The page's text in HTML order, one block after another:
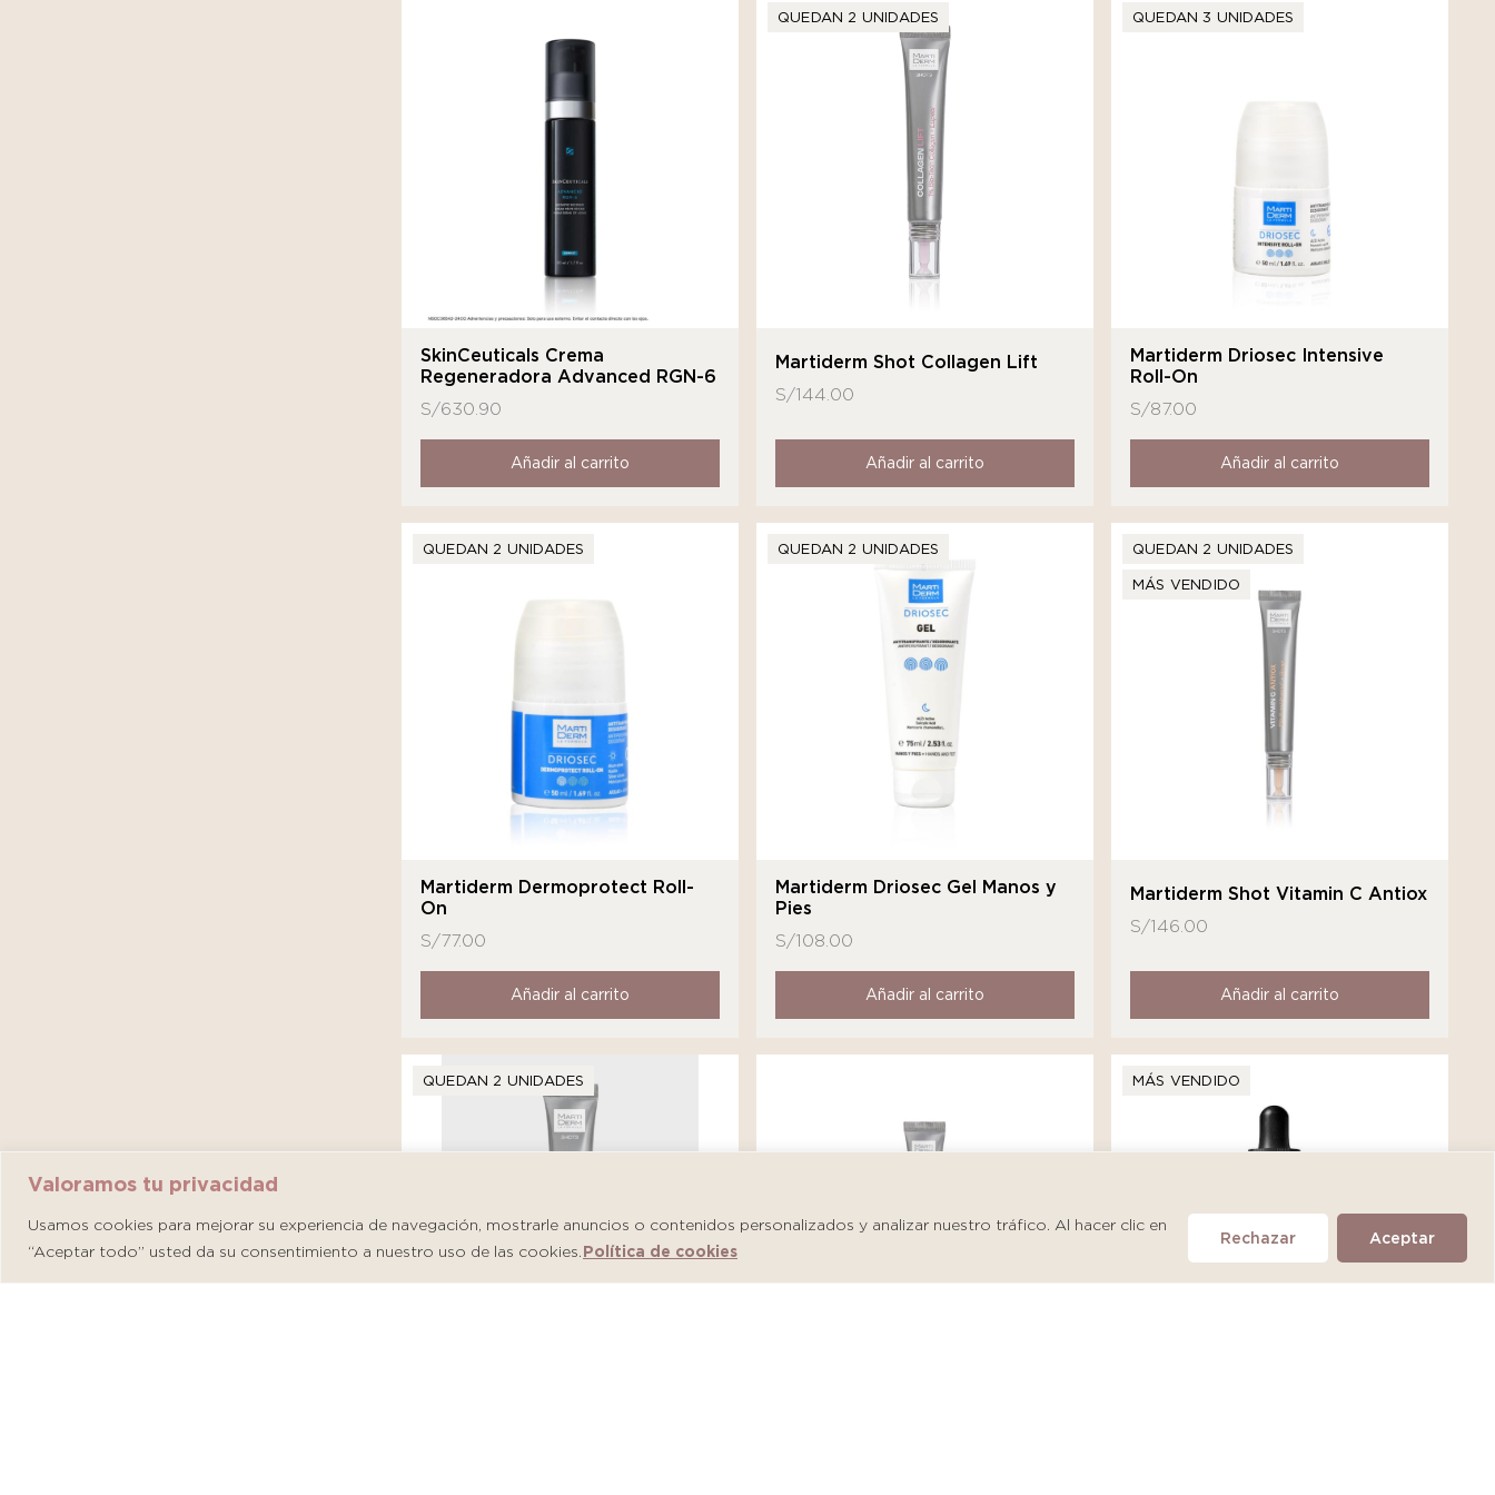
Valoramos tu privacidad
Usamos cookies para mejorar su experiencia de navegación, mostrarle anuncios o contenidos personalizados y analizar nuestro tráfico. Al hacer clic en
“Aceptar todo” usted da su consentimiento a nuestro uso de las cookies. Política de cookies
Rechazar Aceptar
SkinCeuticals Crema
Regeneradora Advanced RGN-6
S/630.90
Añadir al carrito
QUEDAN 2 UNIDADES
Martiderm Shot Collagen Lift
S/144.00
Añadir al carrito
QUEDAN 3 UNIDADES
Martiderm Driosec Intensive
Roll-On
S/87.00
Añadir al carrito
QUEDAN 2 UNIDADES
Martiderm Dermoprotect Roll-
On
S/77.00
Añadir al carrito
QUEDAN 2 UNIDADES
Martiderm Driosec Gel Manos y
Pies
S/108.00
Añadir al carrito
QUEDAN 2 UNIDADES
MÁS VENDIDO
Martiderm Shot Vitamin C Antiox
S/146.00
Añadir al carrito
QUEDAN 2 UNIDADES MÁS VENDIDO